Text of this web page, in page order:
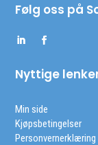
Følg oss på
Nyttige
Min side
Kjøpsbetingelser
Personvernerklæring